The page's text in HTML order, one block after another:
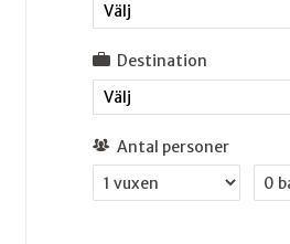
Välj
Destination
Välj
Antal personer